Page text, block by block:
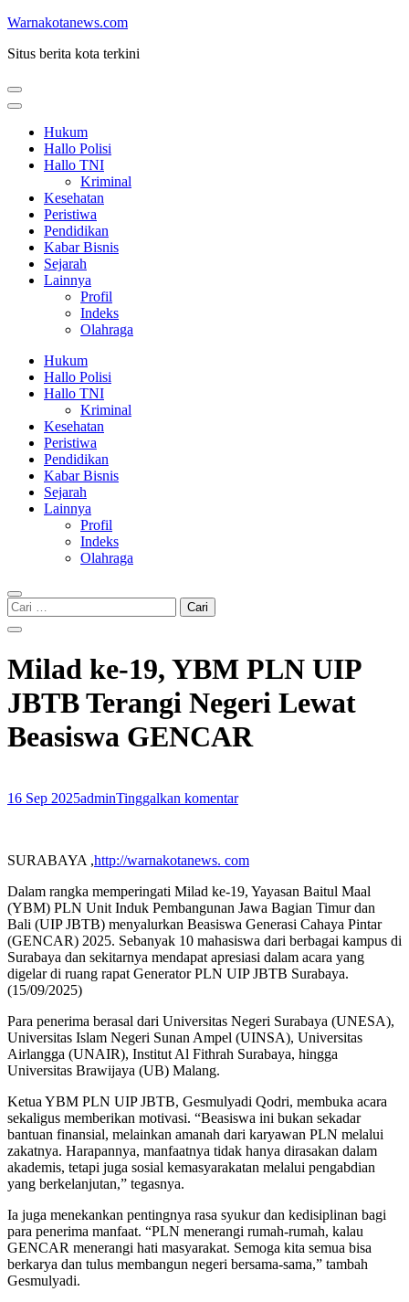
Lompat
konten
Enter)
Warnakotanews.com
Situs berita kota terkini
Hukum
Hallo Polisi
Hallo TNI
Kriminal
Kesehatan
Peristiwa
Pendidikan
Kabar Bisnis
Sejarah
Lainnya
Profil
Indeks
Olahraga
Hukum
Hallo Polisi
Hallo TNI
Kriminal
Kesehatan
Peristiwa
Pendidikan
Kabar Bisnis
Sejarah
Lainnya
Profil
Indeks
Olahraga
Cari
untuk:
Milad ke-19, YBM PLN UIP
JBTB Terangi Negeri Lewat
Beasiswa GENCAR
16 Sep 2025adminTinggalkan komentar
SURABAYA ,http://warnakotanews. com
Dalam rangka memperingati Milad ke-19, Yayasan Baitul Maal
(YBM) PLN Unit Induk Pembangunan Jawa Bagian Timur dan
Bali (UIP JBTB) menyalurkan Beasiswa Generasi Cahaya Pintar
(GENCAR) 2025. Sebanyak 10 mahasiswa dari berbagai kampus di
Surabaya dan sekitarnya mendapat apresiasi dalam acara yang
digelar di ruang rapat Generator PLN UIP JBTB Surabaya.
(15/09/2025)
Para penerima berasal dari Universitas Negeri Surabaya (UNESA),
Universitas Islam Negeri Sunan Ampel (UINSA), Universitas
Airlangga (UNAIR), Institut Al Fithrah Surabaya, hingga
Universitas Brawijaya (UB) Malang.
Ketua YBM PLN UIP JBTB, Gesmulyadi Qodri, membuka acara
sekaligus memberikan motivasi. “Beasiswa ini bukan sekadar
bantuan finansial, melainkan amanah dari karyawan PLN melalui
zakatnya. Harapannya, manfaatnya tidak hanya dirasakan dalam
akademis, tetapi juga sosial kemasyarakatan melalui pengabdian
yang berkelanjutan,” tegasnya.
Ia juga menekankan pentingnya rasa syukur dan kedisiplinan bagi
para penerima manfaat. “PLN menerangi rumah-rumah, kalau
GENCAR menerangi hati masyarakat. Semoga kita semua bisa
berkarya dan tulus membangun negeri bersama-sama,” tambah
Gesmulyadi.